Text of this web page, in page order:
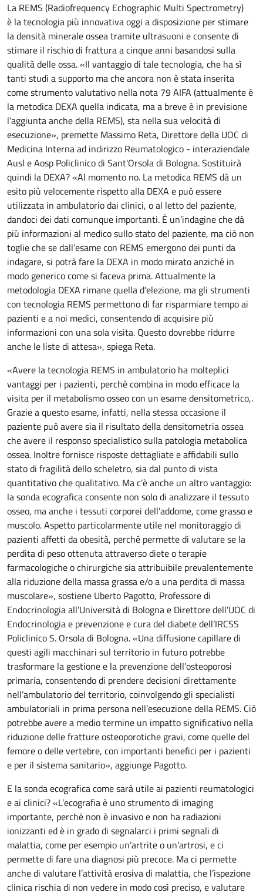
La REMS (Radiofrequency Echographic Multi Spectrometry)
è la tecnologia più innovativa oggi a disposizione per stimare
la densità minerale ossea tramite ultrasuoni e consente di
stimare il rischio di frattura a cinque anni basandosi sulla
qualità delle ossa. «Il vantaggio di tale tecnologia, che ha sì
tanti studi a supporto ma che ancora non è stata inserita
come strumento valutativo nella nota 79 AIFA (attualmente è
la metodica DEXA quella indicata, ma a breve è in previsione
l’aggiunta anche della REMS), sta nella sua velocità di
esecuzione», premette Massimo Reta, Direttore della UOC di
Medicina Interna ad indirizzo Reumatologico - interaziendale
Ausl e Aosp Policlinico di Sant'Orsola di Bologna. Sostituirà
quindi la DEXA? «Al momento no. La metodica REMS dà un
esito più velocemente rispetto alla DEXA e può essere
utilizzata in ambulatorio dai clinici, o al letto del paziente,
dandoci dei dati comunque importanti. È un’indagine che dà
più informazioni al medico sullo stato del paziente, ma ciò non
toglie che se dall’esame con REMS emergono dei punti da
indagare, si potrà fare la DEXA in modo mirato anziché in
modo generico come si faceva prima. Attualmente la
metodologia DEXA rimane quella d’elezione, ma gli strumenti
con tecnologia REMS permettono di far risparmiare tempo ai
pazienti e a noi medici, consentendo di acquisire più
informazioni con una sola visita. Questo dovrebbe ridurre
anche le liste di attesa», spiega Reta.
«Avere la tecnologia REMS in ambulatorio ha molteplici
vantaggi per i pazienti, perché combina in modo efficace la
visita per il metabolismo osseo con un esame densitometrico,.
Grazie a questo esame, infatti, nella stessa occasione il
paziente può avere sia il risultato della densitometria ossea
che avere il responso specialistico sulla patologia metabolica
ossea. Inoltre fornisce risposte dettagliate e affidabili sullo
stato di fragilità dello scheletro, sia dal punto di vista
quantitativo che qualitativo. Ma c’è anche un altro vantaggio:
la sonda ecografica consente non solo di analizzare il tessuto
osseo, ma anche i tessuti corporei dell’addome, come grasso e
muscolo. Aspetto particolarmente utile nel monitoraggio di
pazienti affetti da obesità, perché permette di valutare se la
perdita di peso ottenuta attraverso diete o terapie
farmacologiche o chirurgiche sia attribuibile prevalentemente
alla riduzione della massa grassa e/o a una perdita di massa
muscolare», sostiene Uberto Pagotto, Professore di
Endocrinologia all’Università di Bologna e Direttore dell’UOC di
Endocrinologia e prevenzione e cura del diabete dell’IRCSS
Policlinico S. Orsola di Bologna. «Una diffusione capillare di
questi agili macchinari sul territorio in futuro potrebbe
trasformare la gestione e la prevenzione dell’osteoporosi
primaria, consentendo di prendere decisioni direttamente
nell’ambulatorio del territorio, coinvolgendo gli specialisti
ambulatoriali in prima persona nell’esecuzione della REMS. Ciò
potrebbe avere a medio termine un impatto significativo nella
riduzione delle fratture osteoporotiche gravi, come quelle del
femore o delle vertebre, con importanti benefici per i pazienti
e per il sistema sanitario», aggiunge Pagotto.
E la sonda ecografica come sarà utile ai pazienti reumatologici
e ai clinici? «L’ecografia è uno strumento di imaging
importante, perché non è invasivo e non ha radiazioni
ionizzanti ed è in grado di segnalarci i primi segnali di
malattia, come per esempio un’artrite o un’artrosi, e ci
permette di fare una diagnosi più precoce. Ma ci permette
anche di valutare l’attività erosiva di malattia, che l’ispezione
clinica rischia di non vedere in modo così preciso, e valutare